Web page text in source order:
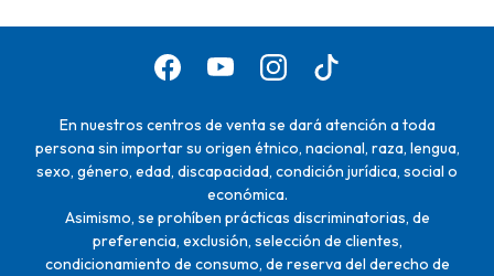
En nuestros centros de venta se dará atención a toda
persona sin importar su origen étnico, nacional, raza, lengua,
sexo, género, edad, discapacidad, condición jurídica, social o
económica.
Asimismo, se prohíben prácticas discriminatorias, de
preferencia, exclusión, selección de clientes,
condicionamiento de consumo, de reserva del derecho de